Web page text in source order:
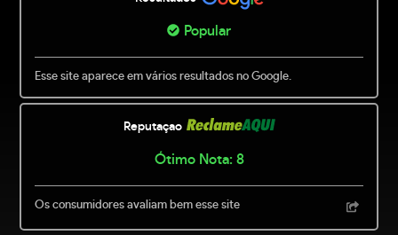
Popular
Esse site aparece em vários resultados no Google.
Reputaçao
Ótimo Nota: 8
Os consumidores avaliam bem esse site